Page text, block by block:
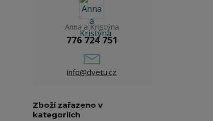
Anna a Kristýna
776 724 751
info@dvetu.cz
Zboží zařazeno v
kategoriích